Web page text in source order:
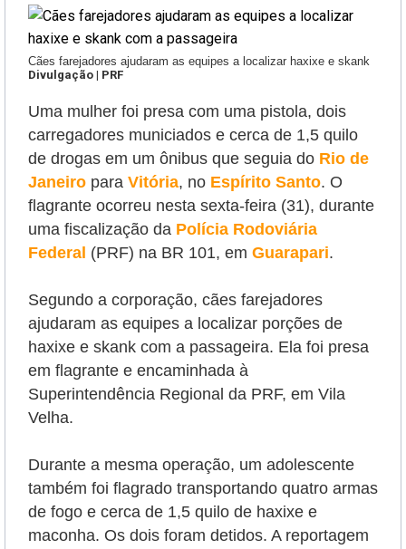
Cães farejadores ajudaram as equipes a localizar haxixe e skank
Divulgação | PRF
Uma mulher foi presa com uma pistola, dois
carregadores municiados e cerca de 1,5 quilo
de drogas em um ônibus que seguia do Rio de
Janeiro para Vitória, no Espírito Santo. O
flagrante ocorreu nesta sexta-feira (31), durante
uma fiscalização da Polícia Rodoviária
Federal (PRF) na BR 101, em Guarapari.
Segundo a corporação, cães farejadores
ajudaram as equipes a localizar porções de
haxixe e skank com a passageira. Ela foi presa
em flagrante e encaminhada à
Superintendência Regional da PRF, em Vila
Velha.
Durante a mesma operação, um adolescente
também foi flagrado transportando quatro armas
de fogo e cerca de 1,5 quilo de haxixe e
maconha. Os dois foram detidos. A reportagem